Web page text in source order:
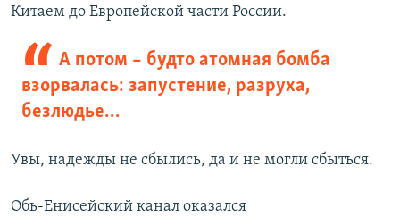
Китаем до Европейской части России.
А потом – будто атомная бомба
взорвалась: запустение, разруха,
безлюдье…
Увы, надежды не сбылись, да и не могли сбыться.
Обь-Енисейский канал оказался